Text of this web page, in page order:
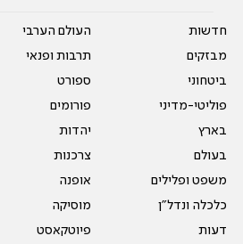
חדשות
מבזקים
ביטחוני
פוליטי-מדיני
בארץ
בעולם
משפט ופלילים
כלכלה ונדל"ן
דעות
העולם הערבי
תרבות ופנאי
ספורט
פורומים
יהדות
צרכנות
אופנה
מוסיקה
פיוטקאסט